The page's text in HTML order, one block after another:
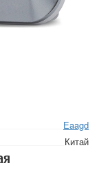
Eaagd
Китай